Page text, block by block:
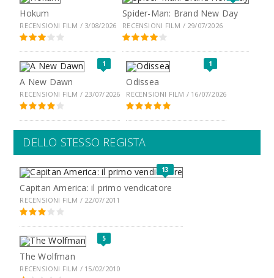
Hokum
RECENSIONI FILM / 3/08/2026
Spider-Man: Brand New Day
RECENSIONI FILM / 29/07/2026
1
A New Dawn
RECENSIONI FILM / 23/07/2026
1
Odissea
RECENSIONI FILM / 16/07/2026
DELLO STESSO REGISTA
13
Capitan America: il primo vendicatore
RECENSIONI FILM / 22/07/2011
5
The Wolfman
RECENSIONI FILM / 15/02/2010